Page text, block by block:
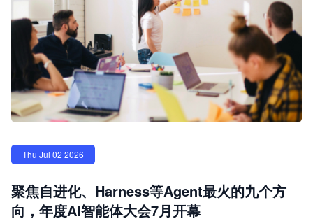
Thu Jul 02 2026
聚焦自进化、Harness等Agent最火的九个方
向，年度AI智能体大会7月开幕